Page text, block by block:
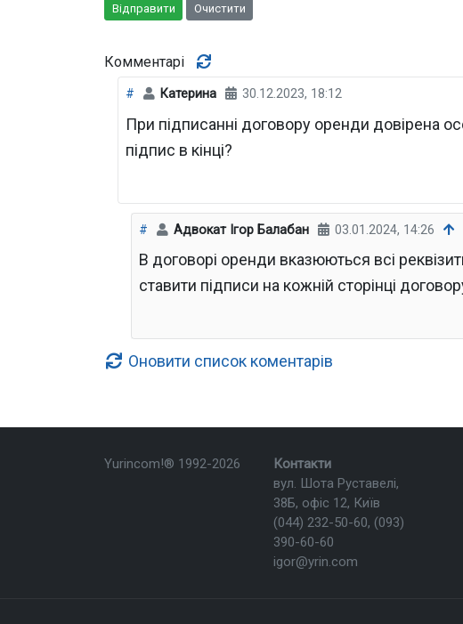
Відправити Очистити
Комментарі
# Катерина 30.12.2023, 18:12
При підписанні договору оренди довірена
підпис в кінці?
# Адвокат Ігор Балабан 03.01.2024, 14:26
В договорі оренди вказюються всі
ставити підписи на кожній сторінці
Оновити список коментарів
Yurincom!® 1992-2026
Контакти
вул. Шота Руставелі,
38Б, офіс 12, Київ
(044) 232-50-60, (093)
390-60-60
igor@yrin.com